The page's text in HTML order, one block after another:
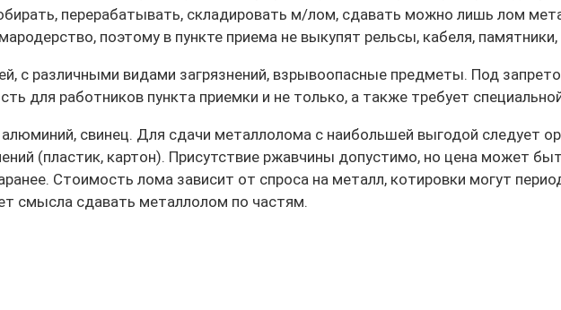
перерабатывать, складировать м/лом, сдавать можно лишь лом
поэтому в пункте приема не выкупят рельсы, кабеля, памятники,
с различными видами загрязнений, взрывоопасные предметы. Под
для работников пункта приемки и не только, а также требует
свинец. Для сдачи металлолома с наибольшей выгодой следует
(пластик, картон). Присутствие ржавчины допустимо, но цена может
Стоимость лома зависит от спроса на металл, котировки могут
смысла сдавать металлолом по частям.